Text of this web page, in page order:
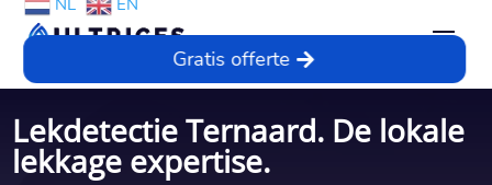
NL EN
Gratis offerte
Lekdetectie Ternaard. De lokale
lekkage expertise.